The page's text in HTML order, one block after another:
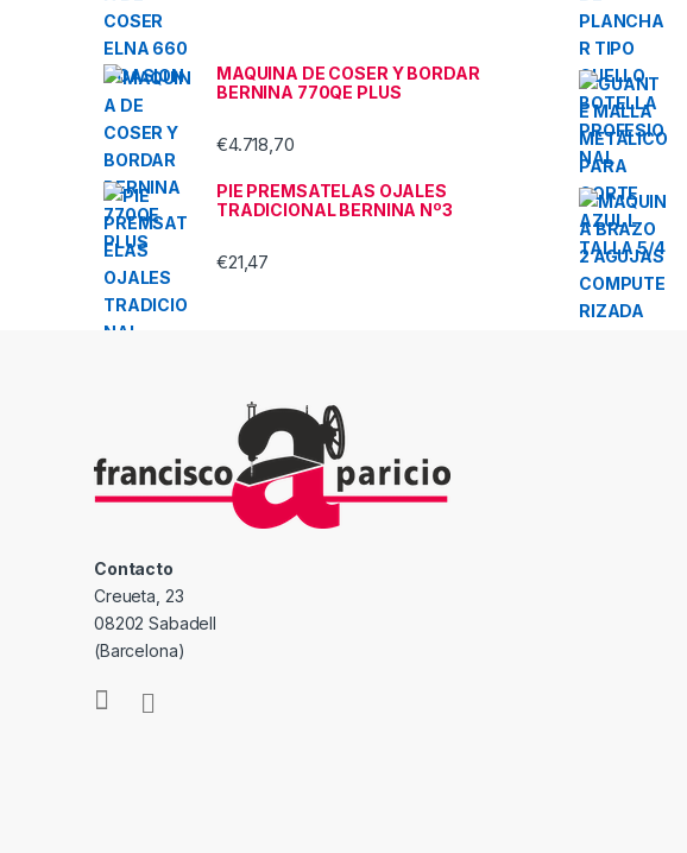
MAQUINA DE COSER Y BORDAR
BERNINA 770QE PLUS
€4.718,70
PIE PREMSATELAS OJALES
TRADICIONAL BERNINA Nº3
€21,47
Contacto
Creueta, 23
08202 Sabadell
(Barcelona)